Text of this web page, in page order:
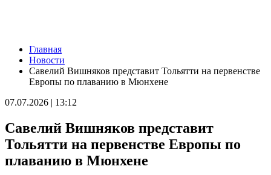
Пенсионерка из Ставропольского района потеряла 650 тысяч
рублей из-за аферистов
09.08.2026 | 16:40
Вернут деньги: мошенники обманули пенсионерку из Самары
09.08.2026 | 16:38
09.08.2026 | 15:35
Где в Самаре приведут в порядок газоны 9 августа: список
адресов
09.08.2026 | 15:31
Главная
Новости
Савелий Вишняков представит Тольятти на первенстве
Европы по плаванию в Мюнхене
07.07.2026 | 13:12
Савелий Вишняков представит
Тольятти на первенстве Европы по
плаванию в Мюнхене